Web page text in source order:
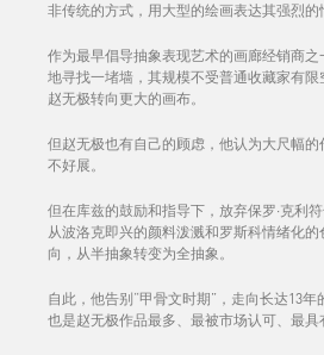
非传统的方式，用大型的绘画表达其强烈的
作为最早倡导抽象表现艺术的画廊经销商
地寻找一堵墙，其规模不受普通收藏家有
赵无极转向更大的画布。
但赵无极也有自己的顾虑，他认为大尺幅
不好展。
但在库兹的鼓励和指导下，放弃保罗·克利
从波洛克即兴的颜料泼溅和罗斯科情绪化
向，从半抽象转变为全抽象。
自此，他告别“甲骨文时期”，走向长达13年
也是赵无极作品最多、最被市场认可、最具